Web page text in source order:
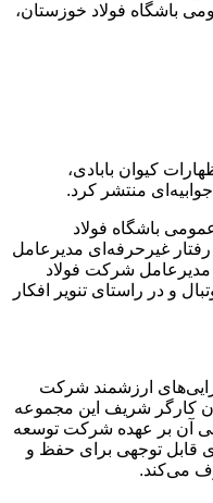
باشگاه فولاد خوزستان،
کیوان بابادی،
منتشر کرد.
باشگاه فولاد
غیرحرفه‌ای مدیرعامل
مدیرعامل شرکت فولاد
و در راستای تنویر افکار
ارزشمند شرکت
کارگر شریف این مجموعه
آن بر عهده شرکت توسعه
قابل توجهی برای حفظ و
می‌کند.